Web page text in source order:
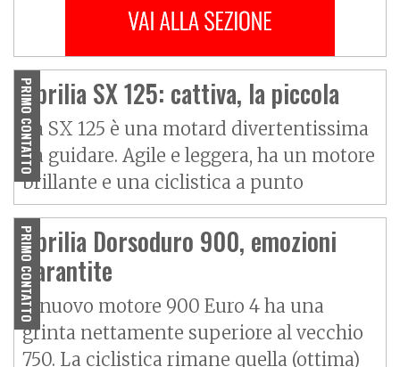
PRIMO CONTATTO
Aprilia SX 125: cattiva, la piccola
La SX 125 è una motard divertentissima
da guidare. Agile e leggera, ha un motore
brillante e una ciclistica a punto
PRIMO CONTATTO
Aprilia Dorsoduro 900, emozioni
garantite
Il nuovo motore 900 Euro 4 ha una
grinta nettamente superiore al vecchio
750. La ciclistica rimane quella (ottima)